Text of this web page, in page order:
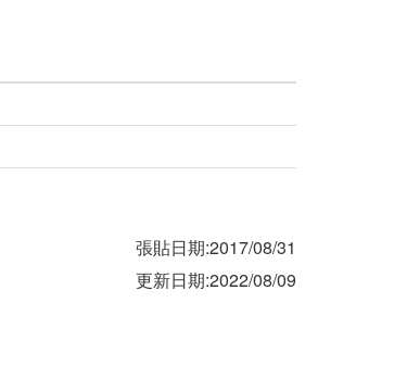
張貼日期:2017/08/31
更新日期:2022/08/09